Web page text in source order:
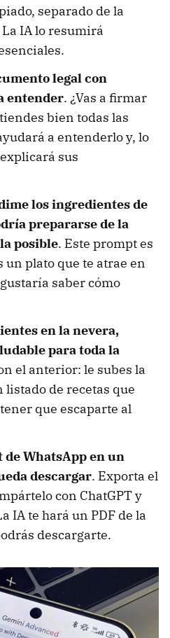
separado de la
IA lo resumirá
legal con
entender. ¿Vas a firmar
bien todas las
a entenderlo y, lo
sus
los ingredientes de
prepararse de la
posible. Este prompt es
un plato que te atrae en
saber cómo
en la nevera,
para toda la
el anterior: le subes la
listado de recetas que
que escaparte al
de WhatsApp en un
descargar. Exporta el
con ChatGPT y
IA te hará un PDF de la
descargarte.